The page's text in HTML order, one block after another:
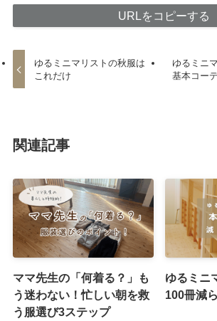
URLをコピーする
ゆるミニマリストの秋服は
これだけ
ゆるミニ
基本コー
関連記事
ママ先生の「何着る？」も
う迷わない！忙しい朝を救
う服選び3ステップ
ゆるミ
100冊減